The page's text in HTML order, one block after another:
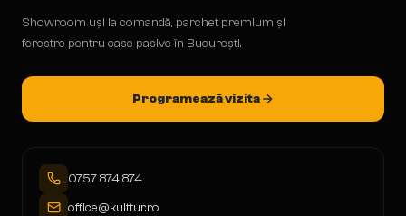
Showroom uși la comandă, parchet premium și
ferestre pentru case pasive în București.
Programează vizita
0757 874 874
office@kulttur.ro